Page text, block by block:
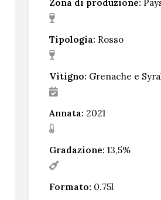
Zona di produzione:
Tipologia: Rosso
Vitigno: Grenache e
Annata: 2021
Gradazione: 13,5%
Formato: 0.75l